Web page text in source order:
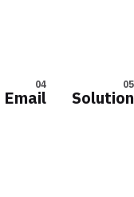
Email Solution